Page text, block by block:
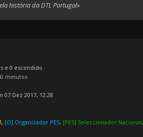
história da DTL Portugal»
e 0 escondido
minutos
Dez 2017, 12:28
, [O] Organizador PES, [PES] Seleccionador Nacional,